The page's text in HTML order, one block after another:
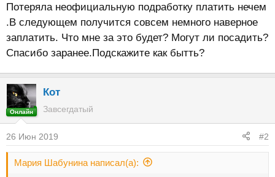
Потеряла неофициальную подработку платить нечем
.В следующем получится совсем немного наверное
заплатить. Что мне за это будет? Могут ли посадить?
Спасибо заранее.Подскажите как бытть?
Онлайн
Кот
Завсегдатый
26 Июн 2019 #2
Мария Шабунина написал(а):